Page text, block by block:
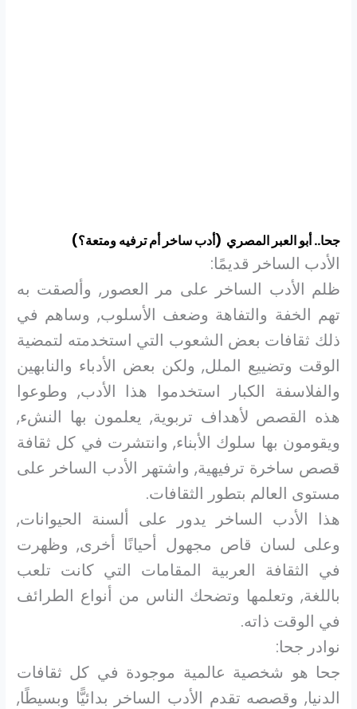
جحا.. أبو العبر المصري (أدب ساخر أم ترفيه ومتعة؟)
الأدب الساخر قديمًا:
ظلم الأدب الساخر على مر العصور, وألصقت به
تهم الخفة والتفاهة وضعف الأسلوب, وساهم في
ذلك ثقافات بعض الشعوب التي استخدمته لتمضية
الوقت وتضييع الملل, ولكن بعض الأدباء والنابهين
والفلاسفة الكبار استخدموا هذا الأدب, وطوعوا
هذه القصص لأهداف تربوية, يعلمون بها النشء,
ويقومون بها سلوك الأبناء, وانتشرت في كل ثقافة
قصص ساخرة ترفيهية, واشتهر الأدب الساخر على
مستوى العالم بتطور الثقافات.
هذا الأدب الساخر يدور على ألسنة الحيوانات,
وعلى لسان قاص مجهول أحيانًا أخرى, وظهرت
في الثقافة العربية المقامات التي كانت تلعب
باللغة, وتعلمها وتضحك الناس من أنواع الطرائف
في الوقت ذاته.
نوادر جحا:
جحا هو شخصية عالمية موجودة في كل ثقافات
الدنيا, وقصصه تقدم الأدب الساخر بدائيًّا وبسيطًا,